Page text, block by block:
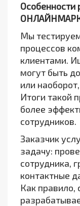
Особенности
Мы
процессов
клиентами.
могут быть
или
Итоги такой
более
сотрудников.
Заказчик
задачу:
сотрудника,
контактные
Как правило,